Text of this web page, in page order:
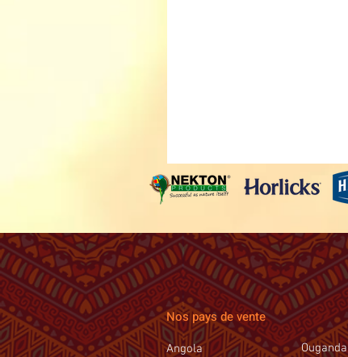
Nos pays de vente
Angola Ouganda